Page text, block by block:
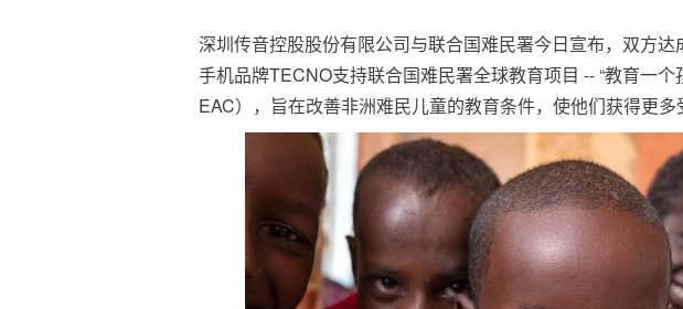
深圳传音控股股份有限公司与联合国难民署今日宣布，双方
手机品牌TECNO支持联合国难民署全球教育项目 -- “教育一
EAC），旨在改善非洲难民儿童的教育条件，使他们获得更多